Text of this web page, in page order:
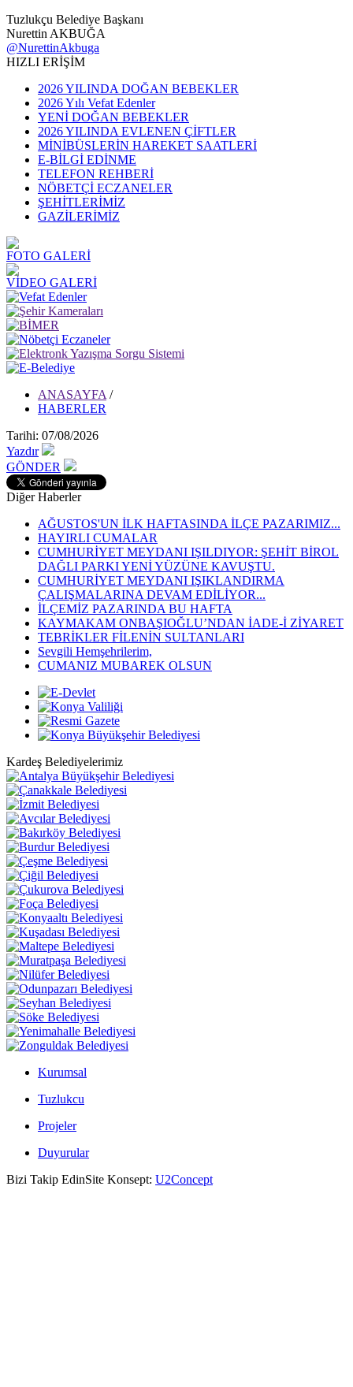
Tuzlukçu Belediye Başkanı
Nurettin AKBUĞA
@NurettinAkbuga
HIZLI ERİŞİM
2026 YILINDA DOĞAN BEBEKLER
2026 Yılı Vefat Edenler
YENİ DOĞAN BEBEKLER
2026 YILINDA EVLENEN ÇİFTLER
MİNİBÜSLERİN HAREKET SAATLERİ
E-BİLGİ EDİNME
TELEFON REHBERİ
NÖBETÇİ ECZANELER
ŞEHİTLERİMİZ
GAZİLERİMİZ
FOTO GALERİ
VİDEO GALERİ
ANASAYFA /
HABERLER
Tarihi: 07/08/2026
Yazdır
GÖNDER
Diğer Haberler
AĞUSTOS'UN İLK HAFTASINDA İLÇE PAZARIMIZ...
HAYIRLI CUMALAR
CUMHURİYET MEYDANI IŞILDIYOR: ŞEHİT BİROL
DAĞLI PARKI YENİ YÜZÜNE KAVUŞTU.
CUMHURİYET MEYDANI IŞIKLANDIRMA
ÇALIŞMALARINA DEVAM EDİLİYOR...
İLÇEMİZ PAZARINDA BU HAFTA
KAYMAKAM ONBAŞIOĞLU’NDAN İADE-İ ZİYARET
TEBRİKLER FİLENİN SULTANLARI
Sevgili Hemşehrilerim,
CUMANIZ MUBAREK OLSUN
Kardeş Belediyelerimiz
Kurumsal
Tuzlukcu
Projeler
Duyurular
Bizi Takip EdinSite Konsept: U2Concept